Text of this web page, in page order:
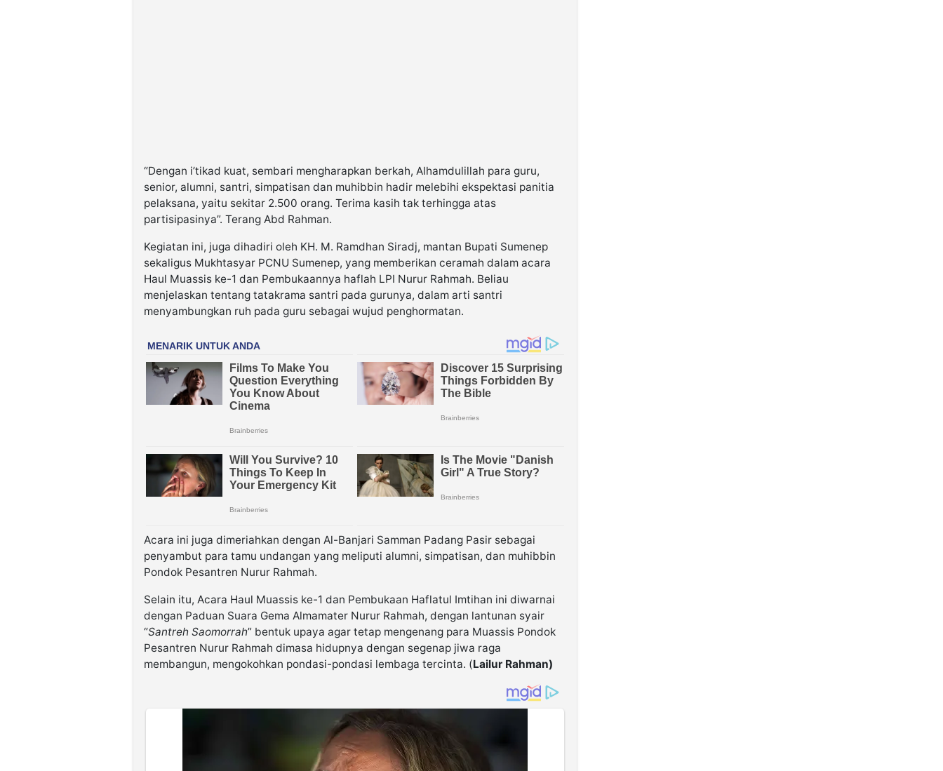
“Dengan i’tikad kuat, sembari mengharapkan berkah, Alhamdulillah para guru,
senior, alumni, santri, simpatisan dan muhibbin hadir melebihi ekspektasi panitia
pelaksana, yaitu sekitar 2.500 orang. Terima kasih tak terhingga atas
partisipasinya”. Terang Abd Rahman.
Kegiatan ini, juga dihadiri oleh KH. M. Ramdhan Siradj, mantan Bupati Sumenep
sekaligus Mukhtasyar PCNU Sumenep, yang memberikan ceramah dalam acara
Haul Muassis ke-1 dan Pembukaannya haflah LPI Nurur Rahmah. Beliau
menjelaskan tentang tatakrama santri pada gurunya, dalam arti santri
menyambungkan ruh pada guru sebagai wujud penghormatan.
Acara ini juga dimeriahkan dengan Al-Banjari Samman Padang Pasir sebagai
penyambut para tamu undangan yang meliputi alumni, simpatisan, dan muhibbin
Pondok Pesantren Nurur Rahmah.
Selain itu, Acara Haul Muassis ke-1 dan Pembukaan Haflatul Imtihan ini diwarnai
dengan Paduan Suara Gema Almamater Nurur Rahmah, dengan lantunan syair
“Santreh Saomorrah” bentuk upaya agar tetap mengenang para Muassis Pondok
Pesantren Nurur Rahmah dimasa hidupnya dengan segenap jiwa raga
membangun, mengokohkan pondasi-pondasi lembaga tercinta. (Lailur Rahman)